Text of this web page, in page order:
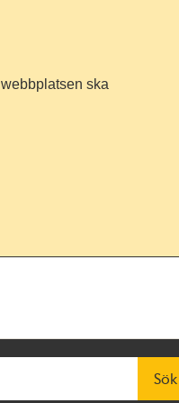
ska
Sök